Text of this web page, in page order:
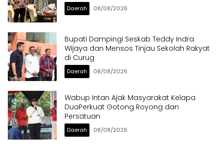
Daerah 08/08/2026
Bupati Dampingi Seskab Teddy Indra
Wijaya dan Mensos Tinjau Sekolah Rakyat
di Curug
Daerah 08/08/2026
Wabup Intan Ajak Masyarakat Kelapa
DuaPerkuat Gotong Royong dan
Persatuan
Daerah 08/08/2026